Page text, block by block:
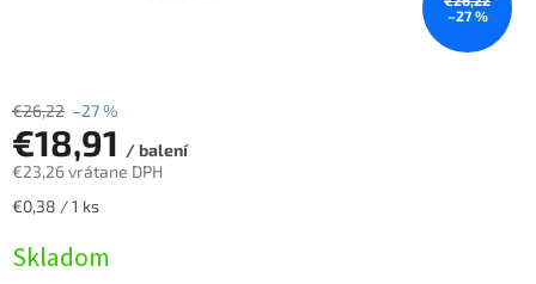
–27 %
€26,22 –27 %
€18,91 / balení
€23,26 vrátane DPH
Jednotková
€0,38 / 1 ks
Skladom